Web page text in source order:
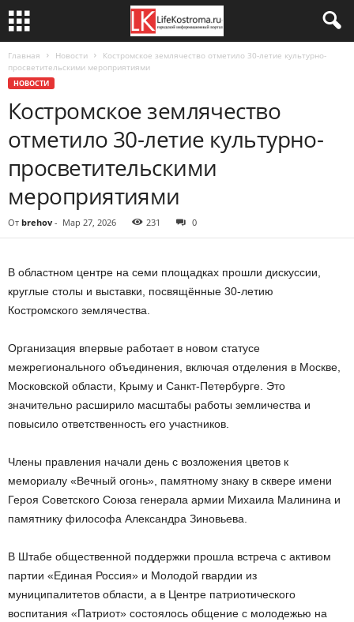
Главная Новости
Костромское землячество отметило 30-летие культурно-
просветительскими мероприятиями
НОВОСТИ
Костромское землячество
отметило 30-летие культурно-
просветительскими
мероприятиями
От brehov - Мар 27, 2026 231 0
В областном центре на семи площадках прошли дискуссии,
круглые столы и выставки, посвящённые 30-летию
Костромского землячества.
Организация впервые работает в новом статусе
межрегионального объединения, включая отделения в Москве,
Московской области, Крыму и Санкт-Петербурге. Это
значительно расширило масштабы работы земличества и
повысило ответственность его участников.
Члены правления начали день с возложения цветов к
мемориалу «Вечный огонь», памятному знаку в сквере имени
Героя Советского Союза генерала армии Михаила Малинина и
памятнику философа Александра Зиновьева.
В Штабе общественной поддержки прошла встреча с активом
партии «Единая Россия» и Молодой гвардии из
муниципалитетов области, а в Центре патриотического
воспитания «Патриот» состоялось общение с молодежью на